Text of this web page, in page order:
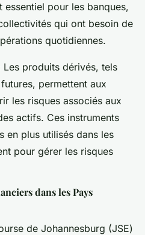
essentiel pour les banques,
qui ont besoin de
quotidiennes.
Les produits dérivés, tels
permettent aux
les risques associés aux
actifs. Ces instruments
en plus utilisés dans les
pour gérer les risques
dans les Pays
de Johannesburg (JSE)